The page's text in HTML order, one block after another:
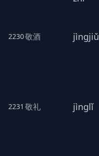
2230敬酒 jìngjiǔ
2231 敬礼 jìnglǐ